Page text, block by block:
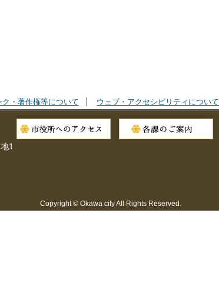
ク・著作権等について ウェブ・アクセシビリティについて
1
Copyright © Okawa city All Rights Reserved.